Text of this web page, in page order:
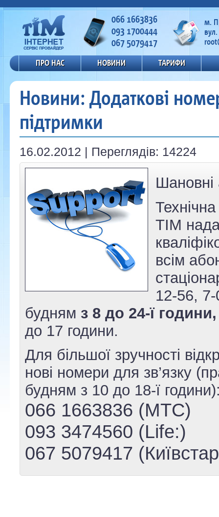
066 1663836
093 1700444
067 5079417
м.
ПРО НАС НОВИНИ ТАРИФИ
Новини: Додаткові
підтримки
16.02.2012 | Переглядів: 14224
Шановні
ТІМ
всім
12-56,
будням з 8 до 24-ї години,
до 17 години.
Для більшої зручності
нові номери для зв’язку
будням з 10 до 18-ї
066 1663836 (МТС)
093 3474560 (Life:)
067 5079417